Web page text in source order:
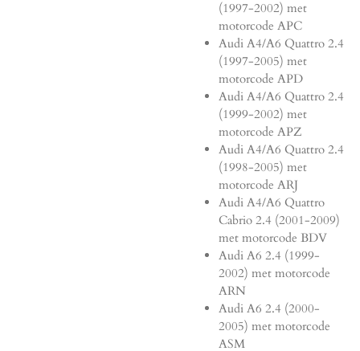
(1997-2002) met
motorcode APC
Audi A4/A6 Quattro 2.4
(1997-2005) met
motorcode APD
Audi A4/A6 Quattro 2.4
(1999-2002) met
motorcode APZ
Audi A4/A6 Quattro 2.4
(1998-2005) met
motorcode ARJ
Audi A4/A6 Quattro
Cabrio 2.4 (2001-2009)
met motorcode BDV
Audi A6 2.4 (1999-
2002) met motorcode
ARN
Audi A6 2.4 (2000-
2005) met motorcode
ASM